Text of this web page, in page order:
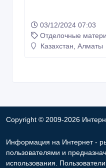
03/12/2024 07:03
Отделочные
Казахстан, Алматы
Copyright © 2009-2026
Информация на Интернет -
пользователями и
использования.